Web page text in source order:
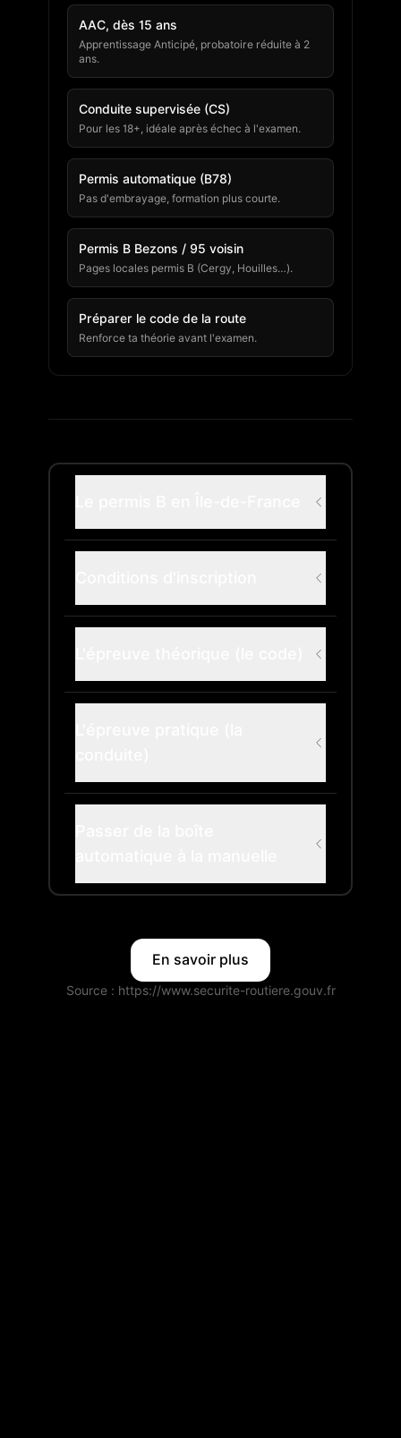
AAC, dès 15 ans
Apprentissage Anticipé, probatoire réduite à 2
ans.
Conduite supervisée (CS)
Pour les 18+, idéale après échec à l'examen.
Permis automatique (B78)
Pas d'embrayage, formation plus courte.
Permis B Bezons / 95 voisin
Pages locales permis B (Cergy, Houilles…).
Préparer le code de la route
Renforce ta théorie avant l'examen.
En savoir plus
Source : https://www.securite-routiere.gouv.fr